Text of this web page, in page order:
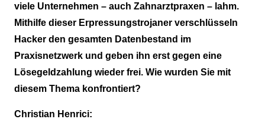
viele Unternehmen – auch Zahnarztpraxen – lahm.
Mithilfe dieser Erpressungstrojaner verschlüsseln
Hacker den gesamten Datenbestand im
Praxisnetzwerk und geben ihn erst gegen eine
Lösegeldzahlung wieder frei. Wie wurden Sie mit
diesem Thema konfrontiert?
Christian Henrici: